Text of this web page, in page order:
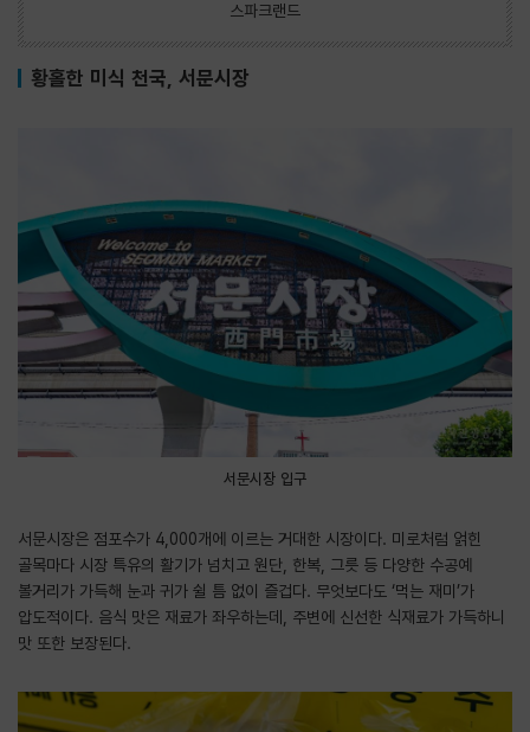
스파크랜드
황홀한 미식 천국, 서문시장
서문시장 입구
서문시장은 점포수가 4,000개에 이르는 거대한 시장이다. 미로처럼 얽힌
골목마다 시장 특유의 활기가 넘치고 원단, 한복, 그릇 등 다양한 수공예
볼거리가 가득해 눈과 귀가 쉴 틈 없이 즐겁다. 무엇보다도 ‘먹는 재미’가
압도적이다. 음식 맛은 재료가 좌우하는데, 주변에 신선한 식재료가 가득하니
맛 또한 보장된다.